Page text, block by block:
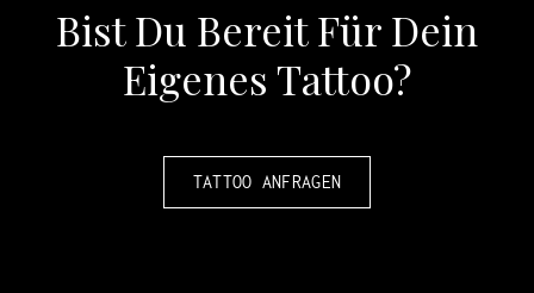
Bist Du Bereit Für Dein
Eigenes Tattoo?
TATTOO ANFRAGEN